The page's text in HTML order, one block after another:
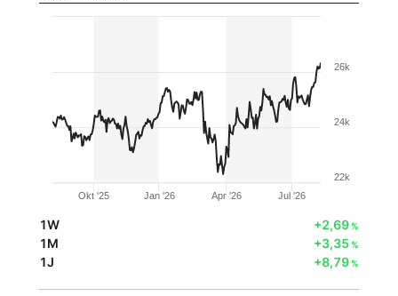
Okt '25 Jan '26 Apr '26 Jul '26
22k
24k
26k
1W +2,69%
1M +3,35%
1J +8,79%